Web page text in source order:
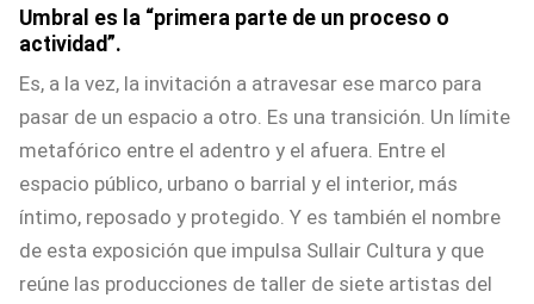
Umbral es la “primera parte de un proceso o
actividad”.
Es, a la vez, la invitación a atravesar ese marco para
pasar de un espacio a otro. Es una transición. Un límite
metafórico entre el adentro y el afuera. Entre el
espacio público, urbano o barrial y el interior, más
íntimo, reposado y protegido. Y es también el nombre
de esta exposición que impulsa Sullair Cultura y que
reúne las producciones de taller de siete artistas del